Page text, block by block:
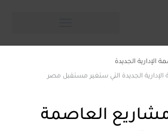
الجديدة
الجديدة التي ستغير مستقبل مصر
العاصمة